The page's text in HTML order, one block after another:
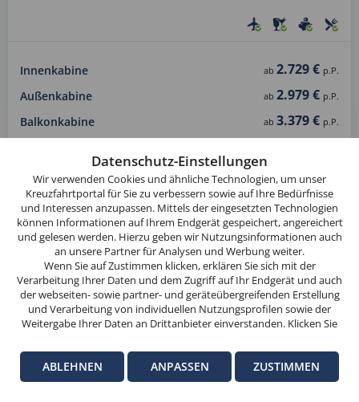
Innenkabine ab 2.729 € p.P.
Außenkabine ab 2.979 € p.P.
Balkonkabine ab 3.379 € p.P.
VERFÜGBARKEIT & PREISE
Diese
verwendet
Cookies.
Wenn
Sie
weitersurfen,
stimmen
Sie
der
Cookie-
OK
Datenschutz-Einstellungen
Wir verwenden Cookies und ähnliche Technologien, um unser
Kreuzfahrtportal für Sie zu verbessern sowie auf Ihre Bedürfnisse
und Interessen anzupassen. Mittels der eingesetzten Technologien
können Informationen auf Ihrem Endgerät gespeichert, angereichert
und gelesen werden. Hierzu geben wir Nutzungsinformationen auch
an unsere Partner für Analysen und Werbung weiter.
Wenn Sie auf Zustimmen klicken, erklären Sie sich mit der
Verarbeitung Ihrer Daten und dem Zugriff auf Ihr Endgerät und auch
der webseiten- sowie partner- und geräteübergreifenden Erstellung
und Verarbeitung von individuellen Nutzungsprofilen sowie der
Weitergabe Ihrer Daten an Drittanbieter einverstanden. Klicken Sie
notwendigen Verarbeitungen zustimmen möchten. Klicken Sie auf
Anpassen, um einzelnen Anbietern die Zustimmung zu erteilen.
Weitere Informationen finden Sie in unserenDatenschutz-
ABLEHNEN ANPASSEN ZUSTIMMEN